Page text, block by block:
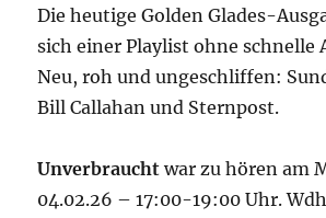
Die heutige Golden Glades-
sich einer Playlist ohne schnelle
Neu, roh und ungeschliffen:
Bill Callahan und Sternpost.
Unverbraucht war zu hören am
04.02.26 – 17:00-19:00 Uhr.